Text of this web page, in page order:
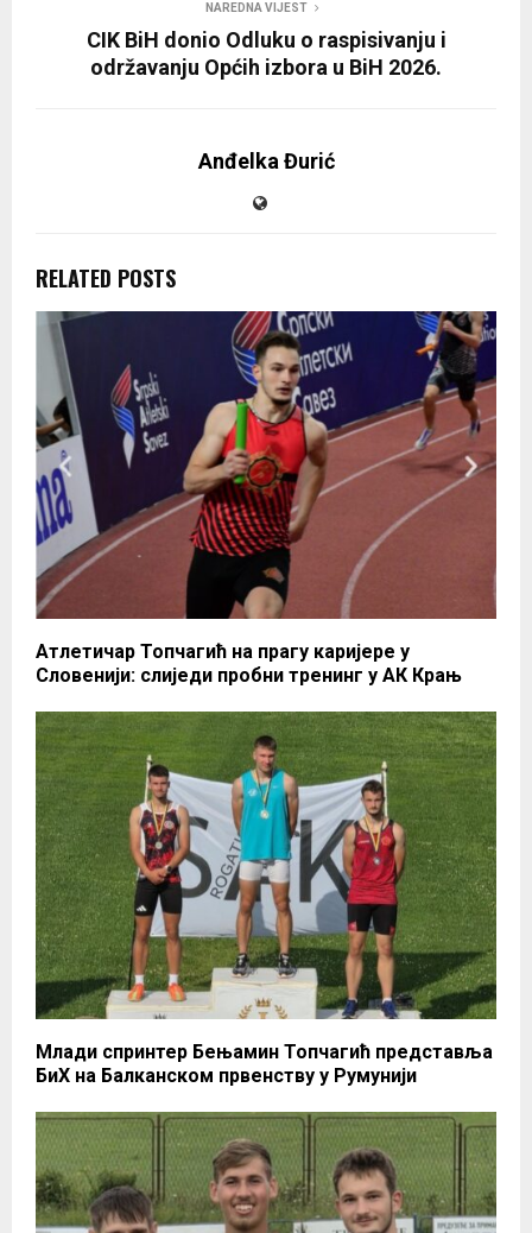
NAREDNA VIJEST
CIK BiH donio Odluku o raspisivanju i
održavanju Općih izbora u BiH 2026.
Anđelka Đurić
RELATED POSTS
Атлетичар Топчагић на прагу каријере у
Словенији: слиједи пробни тренинг у АК Крањ
Млади спринтер Бењамин Топчагић представља
БиХ на Балканском првенству у Румунији